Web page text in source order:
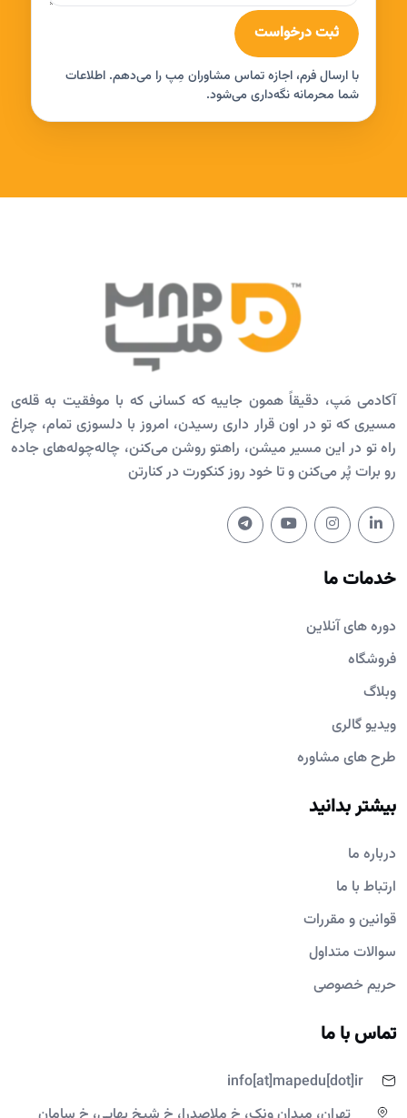
ثبت درخواست
با ارسال فرم، اجازه تماس مشاوران مِپ را می‌دهم. اطلاعات
شما محرمانه نگه‌داری می‌شود.
آکادمی مَپ، دقیقاً همون جاییه که کسانی که با موفقیت به قله‌ی
مسیری که تو در اون قرار داری رسیدن، امروز با دلسوزی تمام، چراغ
راه تو در این مسیر میشن، راهتو روشن می‌کنن، چاله‌چوله‌های جاده
رو برات پُر می‌کنن و تا خود روز کنکورت در کنارتن
خدمات ما
دوره های آنلاین
فروشگاه
وبلاگ
ویدیو گالری
طرح های مشاوره
بیشتر بدانید
درباره ما
ارتباط با ما
قوانین و مقررات
سوالات متداول
حریم خصوصی
تماس با ما
info[at]mapedu[dot]ir